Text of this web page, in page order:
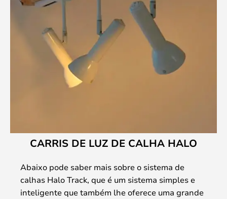
CARRIS DE LUZ DE CALHA HALO
Abaixo pode saber mais sobre o sistema de
calhas Halo Track, que é um sistema simples e
inteligente que também lhe oferece uma grande